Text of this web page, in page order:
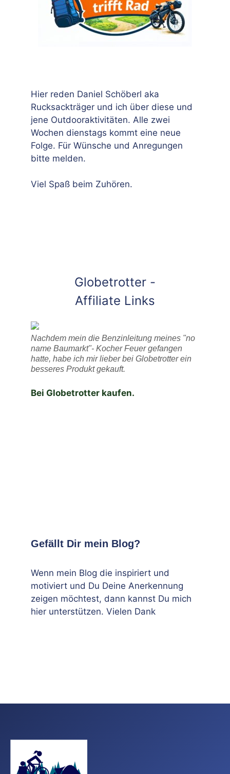
Hier reden Daniel Schöberl aka
Rucksackträger und ich über diese und
jene Outdooraktivitäten. Alle zwei
Wochen dienstags kommt eine neue
Folge. Für Wünsche und Anregungen
bitte melden.
Viel Spaß beim Zuhören.
Globetrotter -
Affiliate Links
Nachdem mein die Benzinleitung meines "no
name Baumarkt"- Kocher Feuer gefangen
hatte, habe ich mir lieber bei Globetrotter ein
besseres Produkt gekauft.
Bei Globetrotter kaufen.
Gefällt Dir mein Blog?
Wenn mein Blog die inspiriert und
motiviert und Du Deine Anerkennung
zeigen möchtest, dann kannst Du mich
hier unterstützen. Vielen Dank